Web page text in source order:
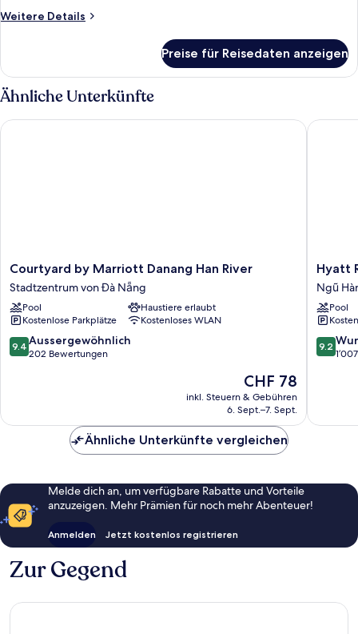
anzeigen
Weitere Details
Weitere
Apartment,
2 Schlafzimmer,
Poolblick
Preise für Reisedaten anzeigen
Ähnliche Unterkünfte
Courtyard
by
Marriott
Danang
Han
River
Stadtzentrum
Courtyard by Marriott Danang Han River
Stadtzentrum von Đà Nẵng
Pool
Haustiere erlaubt
Kostenlose Parkplätze
Kostenloses WLAN
9.4
von
9.4 Aussergewöhnlich
202 Bewertungen
Der
Preis
beträgt
CHF 78
inkl. Steuern & Gebühren
6. Sept.–7. Sept.
Courtyard by Marriott Danang Han River
Hyatt
Danang
Resort
and
Spa
Ngũ
Hyatt
Ngũ
Pool
9.2
von
9.2
Hyatt
Ähnliche Unterkünfte vergleichen
Melde dich an, um verfügbare Rabatte und Vorteile
anzuzeigen. Mehr Prämien für noch mehr Abenteuer!
Anmelden Jetzt kostenlos registrieren
Zur Gegend